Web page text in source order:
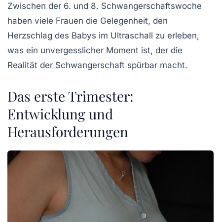
Zwischen der 6. und 8. Schwangerschaftswoche
haben viele Frauen die Gelegenheit, den
Herzschlag des Babys im Ultraschall zu erleben,
was ein unvergesslicher Moment ist, der die
Realität der Schwangerschaft spürbar macht.
Das erste Trimester:
Entwicklung und
Herausforderungen